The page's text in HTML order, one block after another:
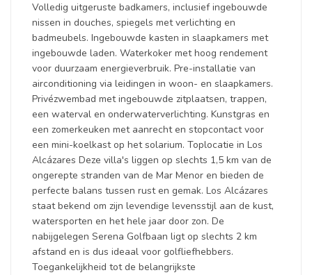
Volledig uitgeruste badkamers, inclusief ingebouwde
nissen in douches, spiegels met verlichting en
badmeubels. Ingebouwde kasten in slaapkamers met
ingebouwde laden. Waterkoker met hoog rendement
voor duurzaam energieverbruik. Pre-installatie van
airconditioning via leidingen in woon- en slaapkamers.
Privézwembad met ingebouwde zitplaatsen, trappen,
een waterval en onderwaterverlichting. Kunstgras en
een zomerkeuken met aanrecht en stopcontact voor
een mini-koelkast op het solarium. Toplocatie in Los
Alcázares Deze villa's liggen op slechts 1,5 km van de
ongerepte stranden van de Mar Menor en bieden de
perfecte balans tussen rust en gemak. Los Alcázares
staat bekend om zijn levendige levensstijl aan de kust,
watersporten en het hele jaar door zon. De
nabijgelegen Serena Golfbaan ligt op slechts 2 km
afstand en is dus ideaal voor golfliefhebbers.
Toegankelijkheid tot de belangrijkste